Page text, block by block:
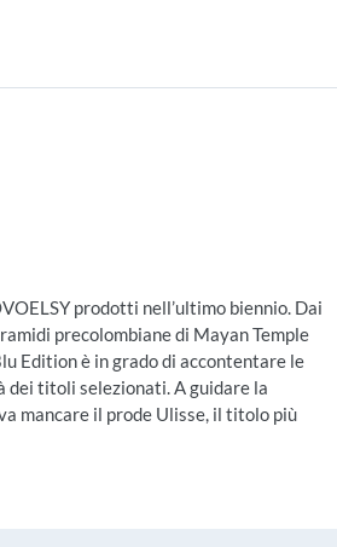
prodotti nell’ultimo biennio. Dai
precolombiane di Mayan Temple
Edition è in grado di accontentare le
dei titoli selezionati. A guidare la
mancare il prode Ulisse, il titolo più